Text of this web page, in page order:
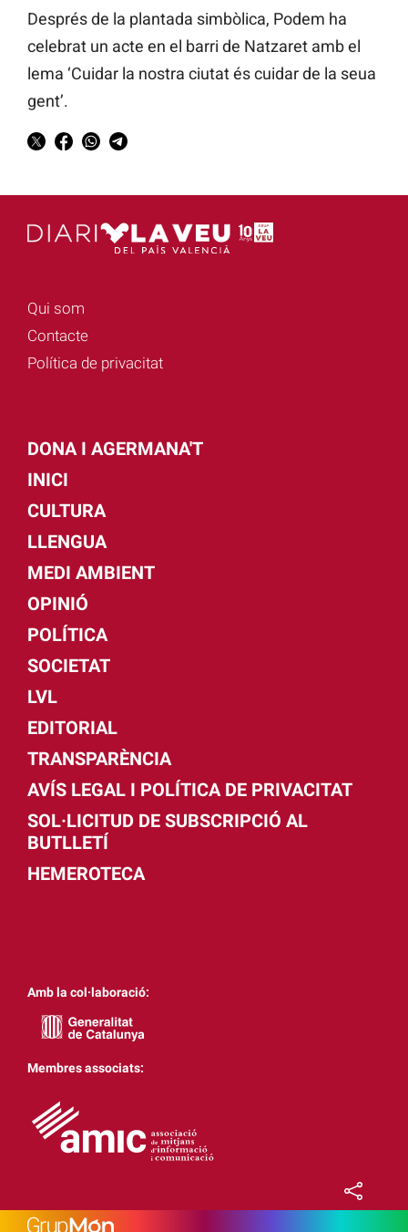
Després de la plantada simbòlica, Podem ha
celebrat un acte en el barri de Natzaret amb el
lema ‘Cuidar la nostra ciutat és cuidar de la seua
gent’.
Qui som
Contacte
Política de privacitat
DONA I AGERMANA'T
INICI
CULTURA
LLENGUA
MEDI AMBIENT
OPINIÓ
POLÍTICA
SOCIETAT
LVL
EDITORIAL
TRANSPARÈNCIA
AVÍS LEGAL I POLÍTICA DE PRIVACITAT
SOL·LICITUD DE SUBSCRIPCIÓ AL
BUTLLETÍ
HEMEROTECA
Amb la col·laboració:
Membres associats: